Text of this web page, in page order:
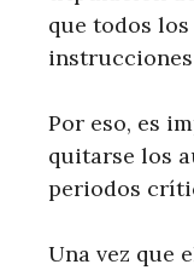
que todos
Por eso, es
quitarse los
periodos
Una vez que